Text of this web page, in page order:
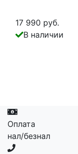
17 990 руб.
В наличии
Оплата
нал/безнал